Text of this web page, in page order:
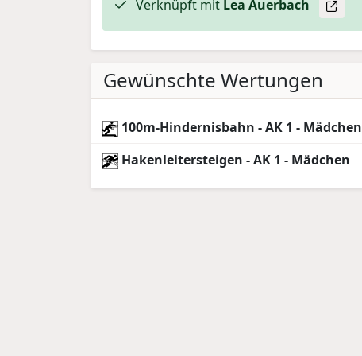
Verknüpft mit Lea Auerbach
Gewünschte Wertungen
100m-Hindernisbahn - AK 1 - Mädchen
Hakenleitersteigen - AK 1 - Mädchen